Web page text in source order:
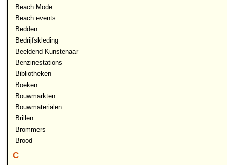
Beach Mode
Beach events
Bedden
Bedrijfskleding
Beeldend Kunstenaar
Benzinestations
Bibliotheken
Boeken
Bouwmarkten
Bouwmaterialen
Brillen
Brommers
Brood
C